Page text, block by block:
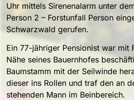
Uhr mittels Sirenenalarm unter
Person 2 – Forstunfall Person
Schwarzwald gerufen.
Ein 77-jähriger Pensionist war mit
Nähe seines Bauernhofes
Baumstamm mit der Seilwinde
dieser ins Rollen und traf den an
stehenden Mann im Beinbereich.